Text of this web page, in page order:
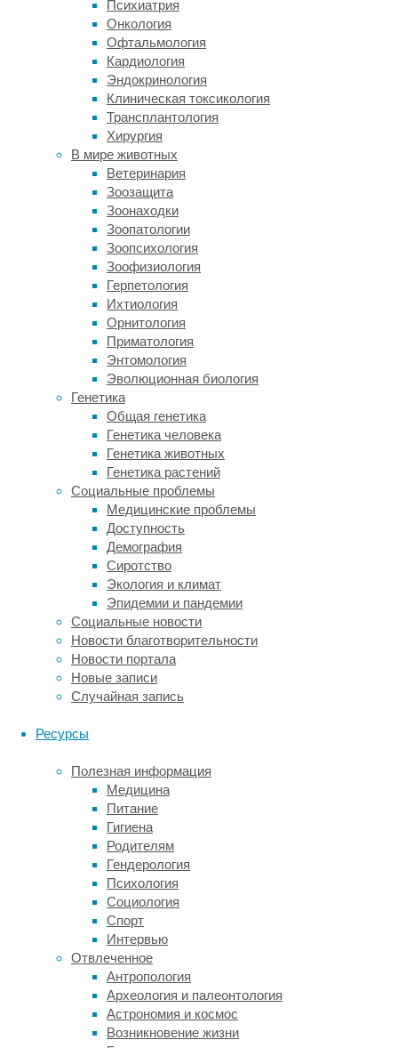
Психиатрия
Онкология
Офтальмология
Кардиология
Эндокринология
Клиническая токсикология
Трансплантология
Хирургия
В мире животных
Ветеринария
Зоозащита
Зоонаходки
Зоопатологии
Зоопсихология
Зоофизиология
Герпетология
Ихтиология
Орнитология
Приматология
Энтомология
Эволюционная биология
Генетика
Общая генетика
Генетика человека
Генетика животных
Генетика растений
Социальные проблемы
Медицинские проблемы
Доступность
Демография
Сиротство
Экология и климат
Эпидемии и пандемии
Социальные новости
Новости благотворительности
Новости портала
Новые записи
Случайная запись
Ресурсы
Полезная информация
Медицина
Питание
Гигиена
Родителям
Гендерология
Психология
Социология
Спорт
Интервью
Отвлеченное
Антропология
Археология и палеонтология
Астрономия и космос
Возникновение жизни
тоже.
Поэтому
естественно,
что
психологические
особенности
индивидуума
будут
зависеть
ещё
от
воспитательного
действия
того,
что
его
окружает:
это
может
быть
плохая
или
хорошая
компания
в
юности,
или
то,
насколько
здоровый
образ
жизни
вела
мать,
пока
вынашивала
(патологии
у
детей,
чьи
родители
были,
скажем
так,
неосторожны
алкоголем
–
тоже
ведь
действие
среды).